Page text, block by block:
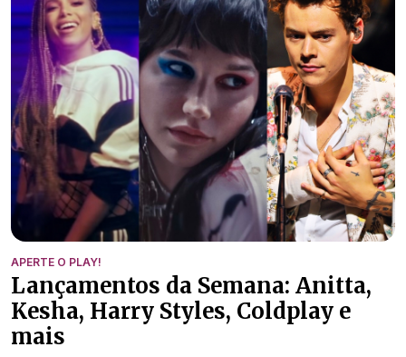
APERTE O PLAY!
Lançamentos da Semana: Anitta,
Kesha, Harry Styles, Coldplay e
mais